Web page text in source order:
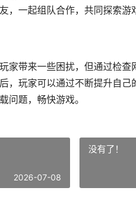
，一起组队合作，共同探索游
家带来一些困扰，但通过检
，玩家可以通过不断提升自
问题，畅快游戏。
2026-07-08
没有了！